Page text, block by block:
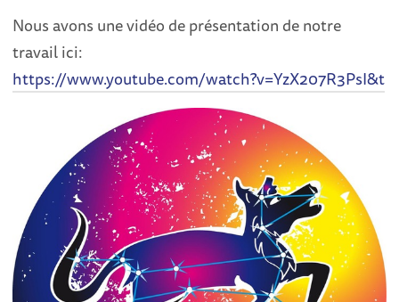
Nous avons une vidéo de présentation de notre
travail ici:
https://www.youtube.com/watch?v=YzX207R3PsI&t